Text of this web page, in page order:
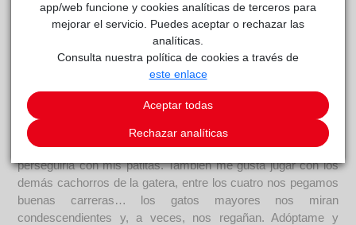
Haditareside actualmente en el centro de acogida
CIAAM.
COMENTARIOS
Carácter
Somos Hadita y Sirenita, dos personajes de cuentos
fantásticos, a las que nos gustaría llegar a tu corazón. Yo soy
juguetona y divertida; me encanta que me enseñes la cinta y
perseguirla con mis patitas. También me gusta jugar con los
demás cachorros de la gatera, entre los cuatro nos pegamos
buenas carreras… los gatos mayores nos miran
condescendientes y, a veces, nos regañan. Adóptame y
app/web funcione y cookies analíticas de terceros para
mejorar el servicio. Puedes aceptar o rechazar las
analíticas.
Consulta nuestra política de cookies a través de
este enlace
Aceptar todas
Rechazar analíticas